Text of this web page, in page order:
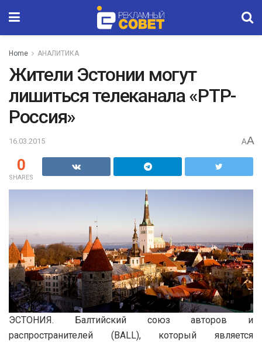
Home АНАЛИТИКА
Жители Эстонии могут
лишиться телеканала «РТР-
Россия»
16.03.2015 AA
0
SHARES
ЭСТОНИЯ. Балтийский союз авторов и
распространителей (BALL), который является